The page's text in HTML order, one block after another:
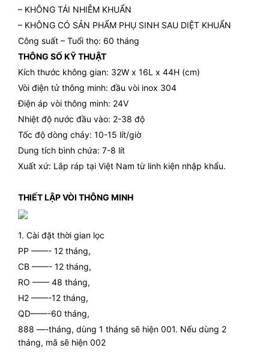
– KHÔNG TÁI NHIỄM KHUẨN
– KHÔNG CÓ SẢN PHẨM PHỤ SINH SAU DIỆT KHUẨN
Công suất – Tuổi thọ: 60 tháng
THÔNG SỐ KỸ THUẬT
Kích thước không gian: 32W x 16L x 44H (cm)
Vòi điện tử thông minh: đầu vòi inox 304
Điện áp vòi thông minh: 24V
Nhiệt độ nước đầu vào: 2-38 độ
Tốc độ dòng chảy: 10-15 lít/giờ
Dung tích bình chứa: 7-8 lít
Xuất xứ: Lắp ráp tại Việt Nam từ linh kiện nhập khẩu.
THIẾT LẬP VÒI THÔNG MINH
1. Cài đặt thời gian lọc
PP ——- 12 tháng,
CB ——- 12 tháng,
RO —— 48 tháng,
H2 ——-12 tháng,
QD——-60 tháng,
888 —-tháng, dùng 1 tháng sẽ hiện 001. Nếu dùng 2
tháng, mã sẽ hiện 002